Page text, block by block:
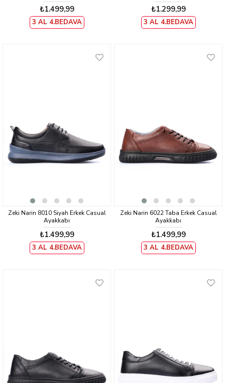
₺1.499,99
3 AL 4.BEDAVA
₺1.299,99
3 AL 4.BEDAVA
Zeki Narin 8010 Siyah Erkek Casual
Ayakkabı
₺1.499,99
3 AL 4.BEDAVA
Zeki Narin 6022 Taba Erkek Casual
Ayakkabı
₺1.499,99
3 AL 4.BEDAVA